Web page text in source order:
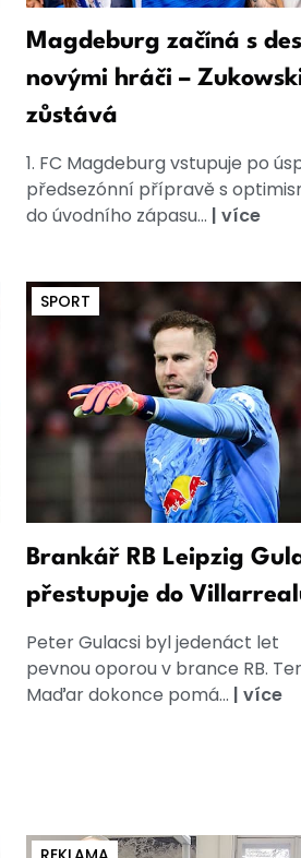
Magdeburg začíná s
novými hráči –
zůstává
1. FC Magdeburg vstupuje po
předsezónní přípravě s
do úvodního zápasu... | více
SPORT
Brankář RB Leipzig
přestupuje do
Peter Gulacsi byl jedenáct let
pevnou oporou v brance RB.
Maďar dokonce pomá... | více